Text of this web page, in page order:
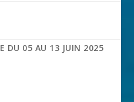
DU 05 AU 13 JUIN 2025